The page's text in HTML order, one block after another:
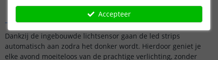
- Automatisch aan bij zonsondergang
Dankzij de ingebouwde lichtsensor gaan de led strips
automatisch aan zodra het donker wordt. Hierdoor geniet je
elke avond moeiteloos van de prachtige verlichting, zonder
Accepteer